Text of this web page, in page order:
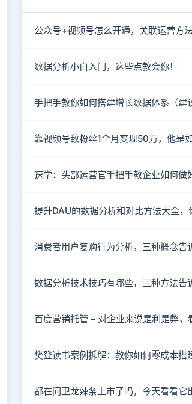
公众号+视频号怎么开通，关联运营方法
数据分析小白入门，这些点教会你！
手把手教你如何搭建增长数据体系（建
靠视频号敌粉丝1个月变现50万，他是
速学：头部运营官手把手教企业如何做
提升DAU的数据分析和对比方法大全，
消费者用户复购行为分析，三种概念告
数据分析技术技巧有哪些，三种方法告
百度营销托管 – 对企业来说是利是弊，
樊登读书案例拆解：教你如何零成本搭
都在问卫龙辣条上市了吗，今天看看它